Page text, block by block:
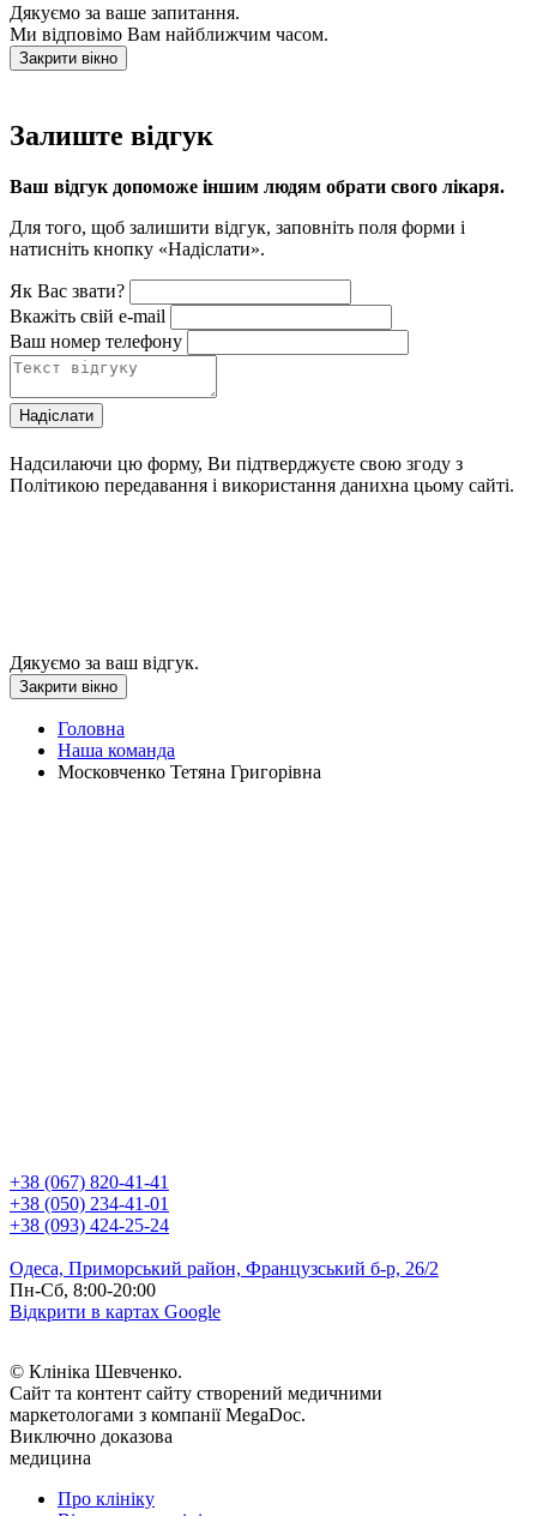
Дякуємо за ваше запитання.
Ми відповімо Вам найближчим часом.
Закрити вікно
Залиште відгук
Ваш відгук допоможе іншим людям обрати свого лікаря.
Для того, щоб залишити відгук, заповніть поля форми і
натисніть кнопку «Надіслати».
Як Вас звати?
Вкажіть свій e-mail
Ваш номер телефону
Надіслати
Надсилаючи цю форму, Ви підтверджуєте свою згоду з
Політикою передавання і використання данихна цьому сайті.
Дякуємо за ваш відгук.
Закрити вікно
Головна
Наша команда
Московченко Тетяна Григорівна
+38 (067) 820-41-41
+38 (050) 234-41-01
+38 (093) 424-25-24
Одеса, Приморський район, Французський б-р, 26/2
Пн-Сб, 8:00-20:00
Відкрити в картах Google
© Клініка Шевченко.
Сайт та контент сайту створений медичними
маркетологами з компанії MegaDoc.
Виключно доказова
медицина
Про клініку